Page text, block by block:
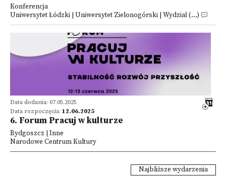
Konferencja
Uniwersytet Łódzki | Uniwersytet Zielonogórski | Wydział (...)
Data dodania: 07.05.2025
Data rozpoczęcia: 12.06.2025
6. Forum Pracuj w kulturze
Bydgoszcz | Inne
Narodowe Centrum Kultury
Najbliższe wydarzenia